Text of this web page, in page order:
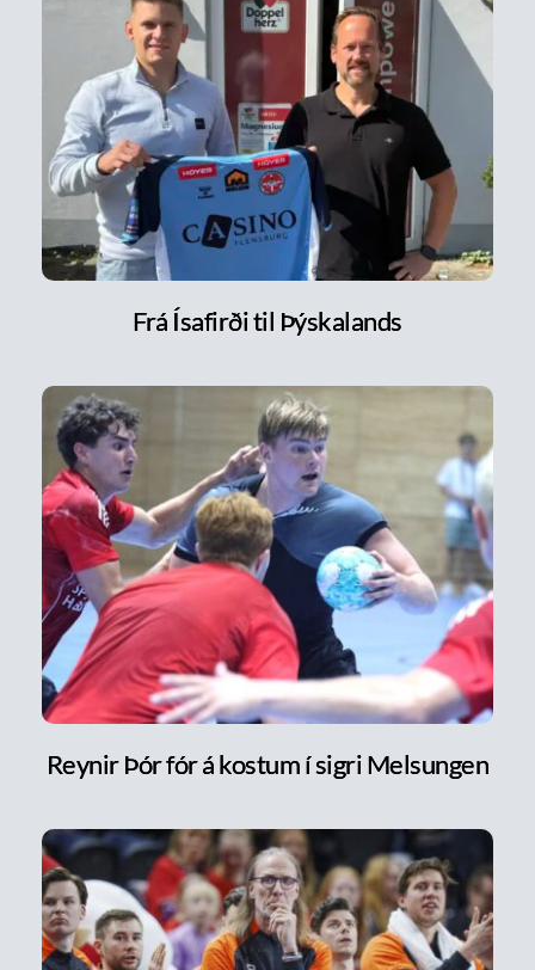
Frá Ísafirði til Þýskalands
Reynir Þór fór á kostum í sigri Melsungen